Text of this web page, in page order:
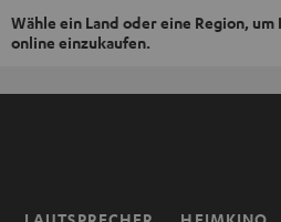
Wähle ein Land oder eine Region,
online einzukaufen.